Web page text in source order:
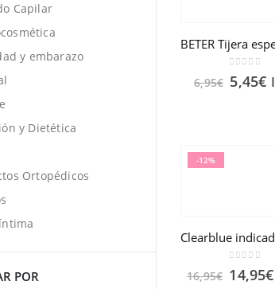
0out of 5
6,95€ 5,45€
-12%
0 out of 5
16,95€ 14,95€
Capilar
y embarazo
y Dietética
Ortopédicos
POR